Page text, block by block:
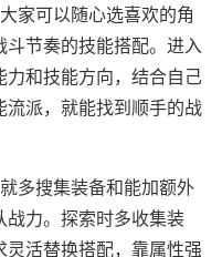
家可以随心选喜欢的角
节奏的技能搭配。进入
和技能方向，结合自己
派，就能找到顺手的战
多搜集装备和能加额外
战力。探索时多收集装
活替换搭配，靠属性强